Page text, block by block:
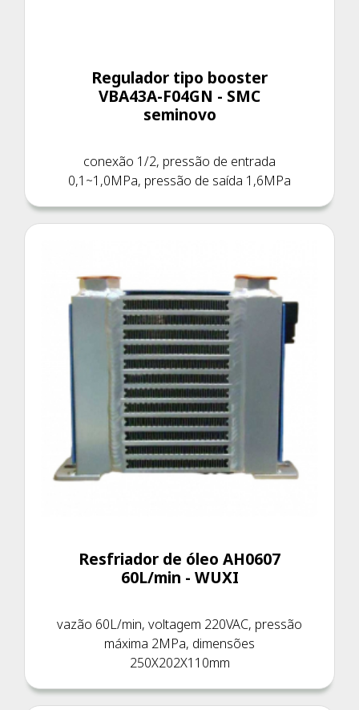
Regulador tipo booster
VBA43A-F04GN - SMC
seminovo
conexão 1/2, pressão de entrada
0,1~1,0MPa, pressão de saída 1,6MPa
Resfriador de óleo AH0607
60L/min - WUXI
vazão 60L/min, voltagem 220VAC, pressão
máxima 2MPa, dimensões
250X202X110mm